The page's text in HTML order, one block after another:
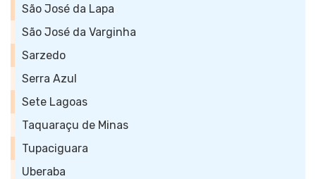
São José da Lapa
São José da Varginha
Sarzedo
Serra Azul
Sete Lagoas
Taquaraçu de Minas
Tupaciguara
Uberaba